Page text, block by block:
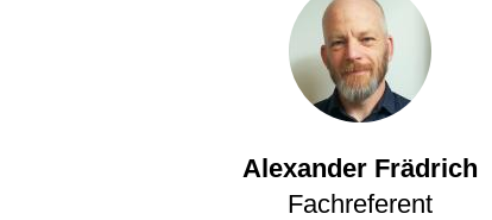
Alexander Frädrich
Fachreferent